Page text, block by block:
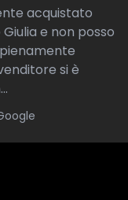
acquistato
e non posso
si è